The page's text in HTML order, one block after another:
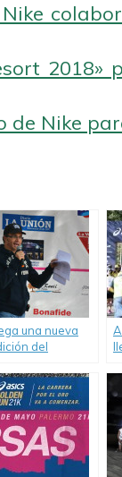
2018»
de Nike
una nueva
del
Colegio